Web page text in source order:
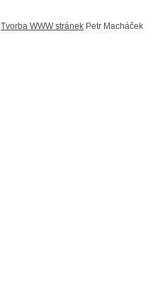
Tvorba WWW stránek Petr Macháček